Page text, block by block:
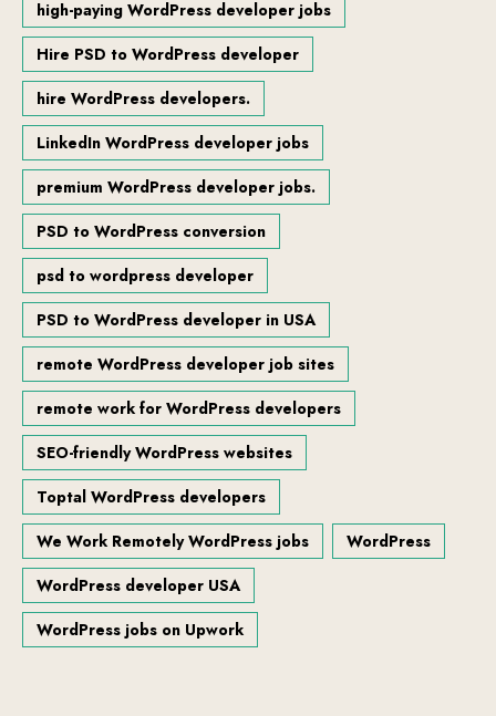
high-paying WordPress developer jobs
Hire PSD to WordPress developer
hire WordPress developers.
LinkedIn WordPress developer jobs
premium WordPress developer jobs.
PSD to WordPress conversion
psd to wordpress developer
PSD to WordPress developer in USA
remote WordPress developer job sites
remote work for WordPress developers
SEO-friendly WordPress websites
Toptal WordPress developers
We Work Remotely WordPress jobs
WordPress
WordPress developer USA
WordPress jobs on Upwork